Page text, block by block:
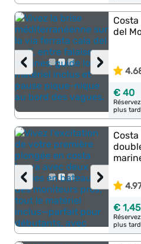
›
‹
Costa
del
€ 40
plus tard
›
‹
€
plus tard